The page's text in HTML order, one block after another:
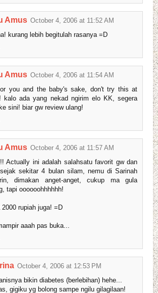
Amus October 4, 2006 at 11:52 AM
kurang lebih begitulah rasanya =D
Amus October 4, 2006 at 11:54 AM
you and the baby's sake, don't try this at
kalo ada yang nekad ngirim elo KK, segera
sini! biar gw review ulang!
Amus October 4, 2006 at 11:57 AM
Actually ini adalah salahsatu favorit gw dan
sekitar 4 bulan silam, nemu di Sarinah
dimakan anget-anget, cukup ma gula
tapi oooooohhhhhh!
2000 rupiah juga! =D
aaah pas buka...
October 4, 2006 at 12:53 PM
bikin diabetes (berlebihan) hehe...
gigiku yg bolong sampe ngilu gilagilaan!